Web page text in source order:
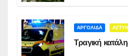
ΑΡΓΟΛΙΔΑ
Τραγική